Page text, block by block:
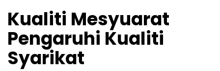
Kualiti Mesyuarat
Pengaruhi Kualiti
Syarikat